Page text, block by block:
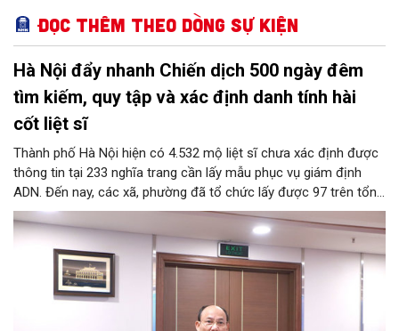
Đọc thêm Theo dòng sự kiện
Hà Nội đẩy nhanh Chiến dịch 500 ngày đêm
tìm kiếm, quy tập và xác định danh tính hài
cốt liệt sĩ
Thành phố Hà Nội hiện có 4.532 mộ liệt sĩ chưa xác định được
thông tin tại 233 nghĩa trang cần lấy mẫu phục vụ giám định
ADN. Đến nay, các xã, phường đã tổ chức lấy được 97 trên tổng
số 106 mộ liệt sĩ được khai quật.